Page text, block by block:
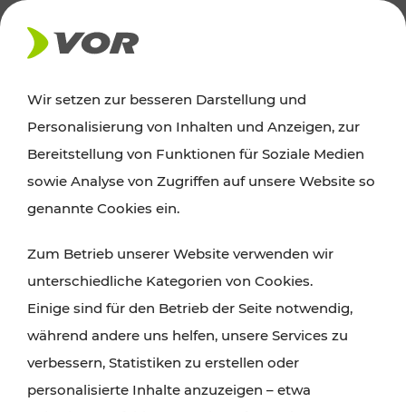
AKTUELLES
Ausflugstipps
Wien, Niederösterreich und das Burgenland
Wanderungen, Kultur und Gastronomie,
Radtouren oder purer Naturgenuss – viele
Attraktionen sind mit den Ticket- und Fahrplan-
Angeboten des VOR gut und schnell erreichbar.
Wir setzen zur besseren Darstellung und
Personalisierung von Inhalten und Anzeigen, zur
Bereitstellung von Funktionen für Soziale Medien
sowie Analyse von Zugriffen auf unsere Website so
genannte Cookies ein.
Zum Betrieb unserer Website verwenden wir
unterschiedliche Kategorien von Cookies.
Einige sind für den Betrieb der Seite notwendig,
während andere uns helfen, unsere Services zu
verbessern, Statistiken zu erstellen oder
personalisierte Inhalte anzuzeigen – etwa